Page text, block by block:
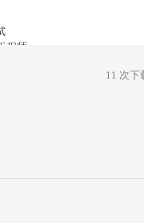
11 次下